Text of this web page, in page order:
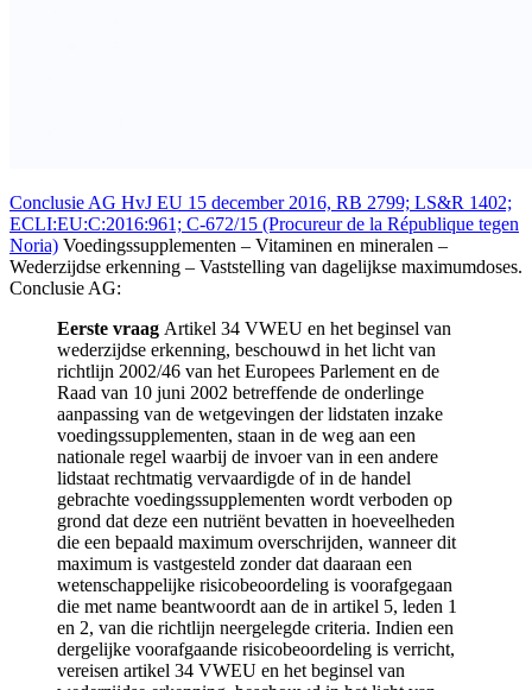
Conclusie AG HvJ EU 15 december 2016, RB 2799; LS&R 1402;
ECLI:EU:C:2016:961; C‑672/15 (Procureur de la République tegen
Noria) Voedingssupplementen – Vitaminen en mineralen –
Wederzijdse erkenning – Vaststelling van dagelijkse maximumdoses.
Conclusie AG:
Eerste vraag Artikel 34 VWEU en het beginsel van
wederzijdse erkenning, beschouwd in het licht van
richtlijn 2002/46 van het Europees Parlement en de
Raad van 10 juni 2002 betreffende de onderlinge
aanpassing van de wetgevingen der lidstaten inzake
voedingssupplementen, staan in de weg aan een
nationale regel waarbij de invoer van in een andere
lidstaat rechtmatig vervaardigde of in de handel
gebrachte voedingssupplementen wordt verboden op
grond dat deze een nutriënt bevatten in hoeveelheden
die een bepaald maximum overschrijden, wanneer dit
maximum is vastgesteld zonder dat daaraan een
wetenschappelijke risicobeoordeling is voorafgegaan
die met name beantwoordt aan de in artikel 5, leden 1
en 2, van die richtlijn neergelegde criteria. Indien een
dergelijke voorafgaande risicobeoordeling is verricht,
vereisen artikel 34 VWEU en het beginsel van